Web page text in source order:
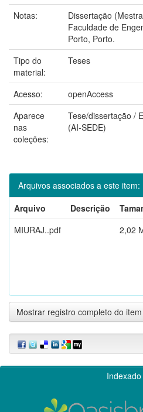
Notas:
Dissertação
Faculdade de
Porto, Porto.
Tipo do
material:
Teses
Acesso:
openAccess
Aparece
nas
coleções:
Tese/dissertação /
(AI-SEDE)
Arquivos associados a este item:
Arquivo
Descrição
MIURAJ..pdf
2,02
Mostrar registro completo do item